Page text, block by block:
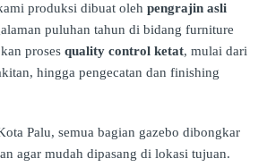
produksi dibuat oleh pengrajin asli
puluhan tahun di bidang furniture
proses quality control ketat, mulai dari
hingga pengecatan dan finishing
Palu, semua bagian gazebo dibongkar
agar mudah dipasang di lokasi tujuan.